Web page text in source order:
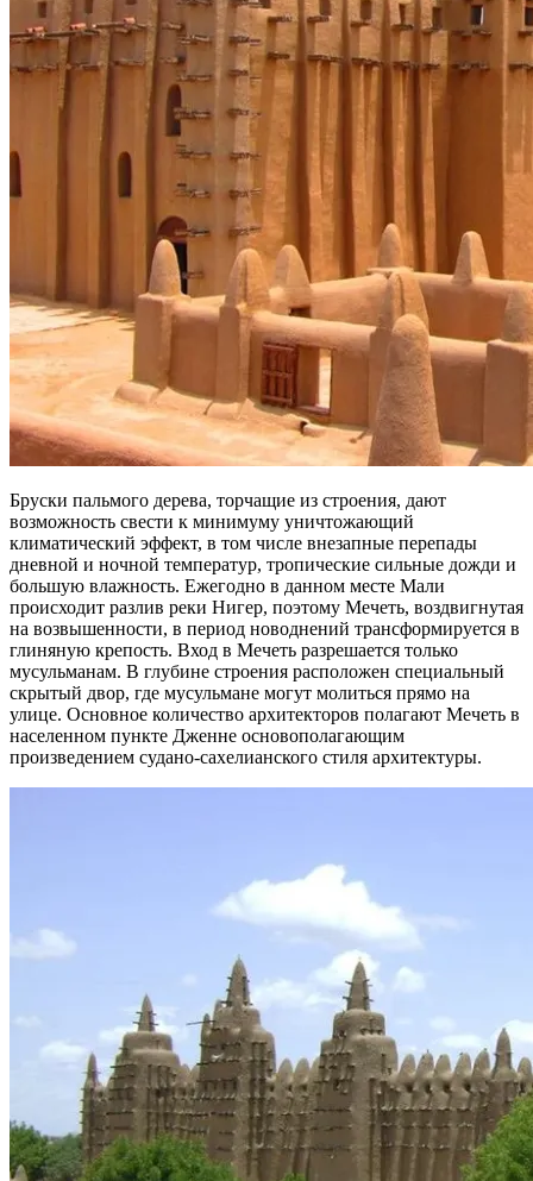
Бруски пальмого дерева, торчащие из строения, дают
возможность свести к минимуму уничтожающий
климатический эффект, в том числе внезапные перепады
дневной и ночной температур, тропические сильные дожди и
большую влажность. Ежегодно в данном месте Мали
происходит разлив реки Нигер, поэтому Мечеть, воздвигнутая
на возвышенности, в период новоднений трансформируется в
глиняную крепость. Вход в Мечеть разрешается только
мусульманам. В глубине строения расположен специальный
скрытый двор, где мусульмане могут молиться прямо на
улице. Основное количество архитекторов полагают Мечеть в
населенном пункте Дженне основополагающим
произведением судано-сахелианского стиля архитектуры.